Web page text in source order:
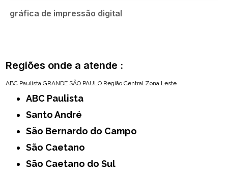
gráfica de impressão digital
Regiões onde a atende :
ABC Paulista GRANDE SÃO PAULO Região Central Zona Leste
ABC Paulista
Santo André
São Bernardo do Campo
São Caetano
São Caetano do Sul